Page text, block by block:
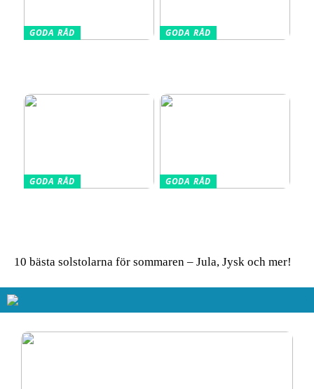
GODA RÅD
GODA RÅD
GODA RÅD
GODA RÅD
10 bästa solstolarna för sommaren – Jula, Jysk och mer!